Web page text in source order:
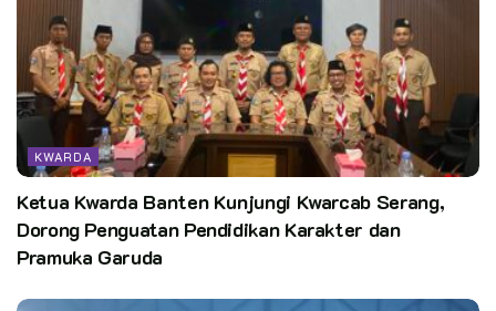
KWARDA
Ketua Kwarda Banten Kunjungi Kwarcab Serang,
Dorong Penguatan Pendidikan Karakter dan
Pramuka Garuda